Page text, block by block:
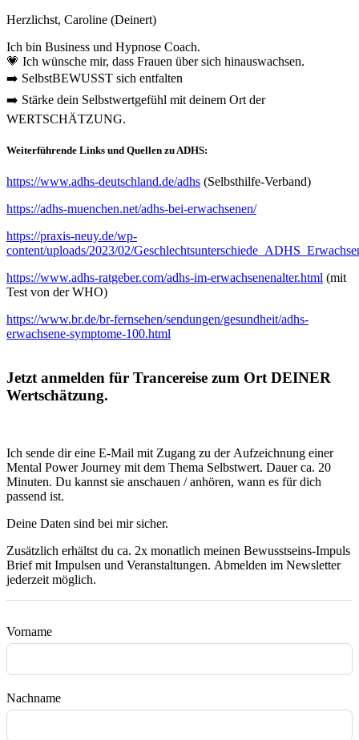
Herzlichst, Caroline (Deinert)
Ich bin Business und Hypnose Coach.
💗 Ich wünsche mir, dass Frauen über sich hinauswachsen.
➡️ SelbstBEWUSST sich entfalten
➡️ Stärke dein Selbstwertgefühl mit deinem Ort der
WERTSCHÄTZUNG.
Weiterführende Links und Quellen zu ADHS:
https://www.adhs-deutschland.de/adhs (Selbsthilfe-Verband)
https://adhs-muenchen.net/adhs-bei-erwachsenen/
https://praxis-neuy.de/wp-
content/uploads/2023/02/
https://www.adhs-ratgeber.com/adhs-im-erwachsenenalter.html (mit
Test von der WHO)
https://www.br.de/br-fernsehen/sendungen/gesundheit/adhs-
erwachsene-symptome-100.html
Jetzt anmelden für Trancereise zum Ort DEINER
Wertschätzung.
Ich sende dir eine E-Mail mit Zugang zu der Aufzeichnung einer
Mental Power Journey mit dem Thema Selbstwert. Dauer ca. 20
Minuten. Du kannst sie anschauen / anhören, wann es für dich
passend ist.
Deine Daten sind bei mir sicher.
Zusätzlich erhältst du ca. 2x monatlich meinen Bewusstseins-Impuls
Brief mit Impulsen und Veranstaltungen. Abmelden im Newsletter
jederzeit möglich.
Vorname
Nachname